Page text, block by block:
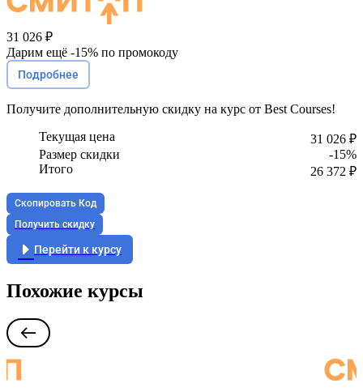
31 026 ₽
Дарим ещё -15% по промокоду
Подробнее
Получите дополнительную скидку на курс от Best Courses!
Текущая цена
31 026 ₽
Размер скидки
-15%
Итого
26 372 ₽
Скопировать Код
Получить скидку
Перейти к курсу
Похожие курсы